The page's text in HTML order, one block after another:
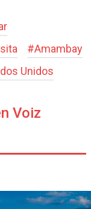
#Amambay
Unidos
Voiz